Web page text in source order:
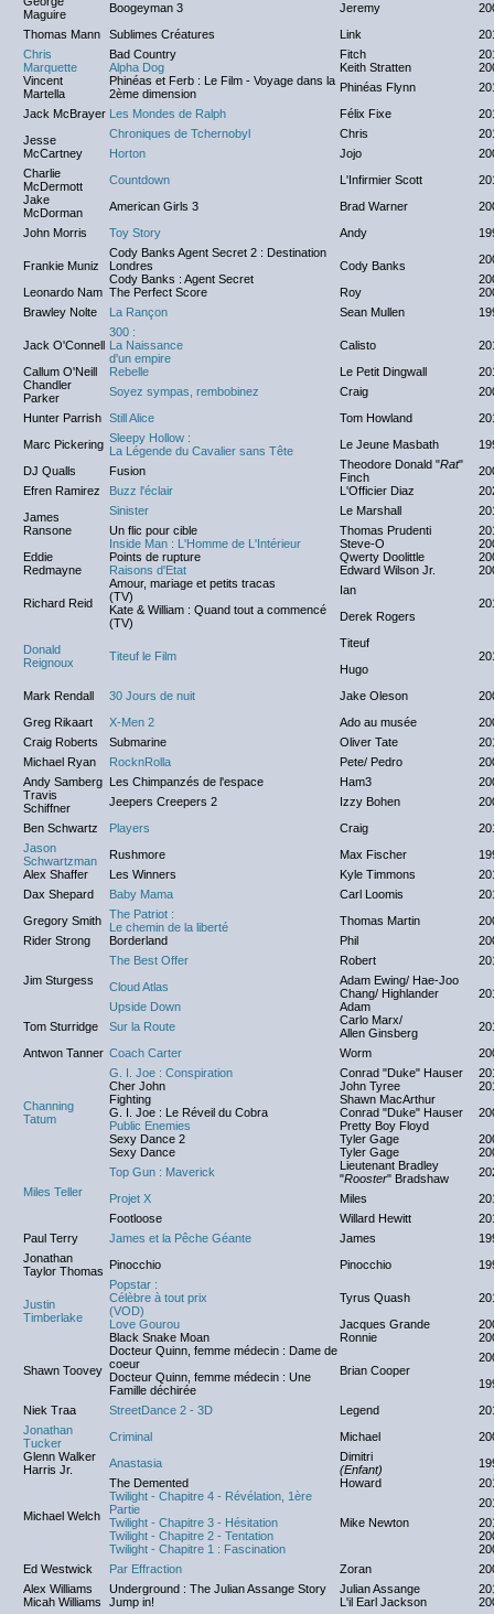
Maguire
Boogeyman 3 Jeremy
Thomas Mann
Sublimes Créatures Link
Chris
Marquette
Bad Country Fitch
Alpha Dog
Keith Stratten
Vincent
Martella
Phinéas et Ferb : Le Film - Voyage dans la
2ème dimension
Phinéas Flynn
Jack McBrayer Les Mondes de Ralph Félix Fixe
Jesse
McCartney
Chroniques de Tchernobyl Chris
Horton
Jojo
Charlie
McDermott
Countdown L'Infirmier Scott
Jake
McDorman
American Girls 3 Brad Warner
John Morris
Toy Story Andy
Frankie Muniz
Cody Banks Agent Secret 2 : Destination
Londres
Cody Banks
Cody Banks : Agent Secret
Leonardo Nam The Perfect Score Roy
Brawley Nolte
La Rançon Sean Mullen
Jack O'Connell
300 :
La Naissance
d'un empire
Calisto
Callum O'Neill
Rebelle Le Petit Dingwall
Chandler
Parker
Soyez sympas, rembobinez Craig
Hunter Parrish Still Alice Tom Howland
Marc Pickering Sleepy Hollow :
La Légende du Cavalier sans Tête
Le Jeune Masbath
DJ Qualls
Fusion Theodore Donald "Rat"
Finch
Efren Ramirez
Buzz l'éclair L'Officier Diaz
James
Ransone
Sinister Le Marshall
Un flic pour cible
Thomas Prudenti
Inside Man : L'Homme de L'Intérieur
Steve-O
Eddie
Redmayne
Points de rupture Qwerty Doolittle
Raisons d'Etat
Edward Wilson Jr.
Richard Reid
Amour, mariage et petits tracas
(TV)
Ian
Kate & William : Quand tout a commencé
(TV)
Derek Rogers
Donald
Reignoux
Titeuf le Film
Titeuf
Hugo
Mark Rendall
30 Jours de nuit Jake Oleson
Greg Rikaart
X-Men 2 Ado au musée
Craig Roberts
Submarine Oliver Tate
Michael Ryan
RocknRolla Pete/ Pedro
Andy Samberg Les Chimpanzés de l'espace Ham3
Travis
Schiffner
Jeepers Creepers 2 Izzy Bohen
Ben Schwartz
Players Craig
Jason
Schwartzman
Rushmore Max Fischer
Alex Shaffer
Les Winners Kyle Timmons
Dax Shepard
Baby Mama Carl Loomis
Gregory Smith The Patriot :
Le chemin de la liberté
Thomas Martin
Rider Strong
Borderland Phil
Jim Sturgess
The Best Offer Robert
Cloud Atlas
Adam Ewing/ Hae-Joo
Chang/ Highlander
Upside Down
Adam
Tom Sturridge
Sur la Route
Carlo Marx/
Allen Ginsberg
Antwon Tanner Coach Carter Worm
Channing
Tatum
G. I. Joe : Conspiration Conrad "Duke" Hauser
Cher John
John Tyree
Fighting
Shawn MacArthur
G. I. Joe : Le Réveil du Cobra
Conrad "Duke" Hauser
Public Enemies
Pretty Boy Floyd
Sexy Dance 2
Tyler Gage
Sexy Dance
Tyler Gage
Miles Teller
Top Gun : Maverick
Lieutenant Bradley
"Rooster" Bradshaw
Projet X
Miles
Footloose
Willard Hewitt
Paul Terry
James et la Pêche Géante James
Jonathan
Taylor Thomas Pinocchio Pinocchio
Justin
Timberlake
Popstar :
Célèbre à tout prix
(VOD)
Tyrus Quash
Love Gourou
Jacques Grande
Black Snake Moan
Ronnie
Shawn Toovey
Docteur Quinn, femme médecin : Dame de
coeur
Brian Cooper
Docteur Quinn, femme médecin : Une
Famille déchirée
Niek Traa
StreetDance 2 - 3D Legend
Jonathan
Tucker
Criminal Michael
Glenn Walker
Harris Jr.
Anastasia
Dimitri
(Enfant)
Michael Welch
The Demented Howard
Twilight - Chapitre 4 - Révélation, 1ère
Partie
Mike Newton
Twilight - Chapitre 3 - Hésitation
Twilight - Chapitre 2 - Tentation
Twilight - Chapitre 1 : Fascination
Ed Westwick
Par Effraction Zoran
Alex Williams
Underground : The Julian Assange Story Julian Assange
Micah Williams
Jump in! L'il Earl Jackson